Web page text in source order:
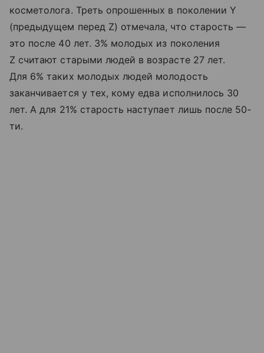
косметолога. Треть опрошенных в поколении Y
(предыдущем перед Z) отмечала, что старость —
это после 40 лет. 3% молодых из поколения
Z считают старыми людей в возрасте 27 лет.
Для 6% таких молодых людей молодость
заканчивается у тех, кому едва исполнилось 30
лет. А для 21% старость наступает лишь после 50-
ти.